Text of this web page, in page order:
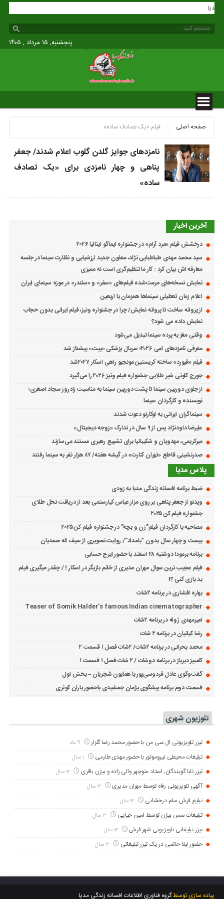
مدیا
پنجشنبه, ۱۵ مرداد , ۱۴۰۵
صفحه اصلی فیلم «یک تصادف ساده»
نامزدهای جوایز گلدن گلوب اعلام شدند/ جعفر
پناهی و چهار نامزدی برای «یک تصادف
ساده»
آخرین اخبار
درخشش فیلم «مرد آرام» در جشنواره ایماگو ایتالیا ۲۰۲۶
سید محمد مهدی طباطبایی نژاد، معاون جدید ارزشیابی و نظارت سینما در جلسه
معارفه اش بیان کرد : کار ما تنظیم‌گری است نه ممیزی
نمایش نسخه‌های مرمت‌شده فیلم‌های «سفر» و «سلندر» در موزه سینمای ایران
اعلام زمان تعطیلی سینماها همزمان با اربعین
از پروانه ساخت تا پروانه نمایش/ چرا در جشنواره ونیز، فیلم ایرانی بدون حجاب
نمایش داده می شود؟
وقتی مغز به پرده سینما تبدیل می‌شود
معرفی نامزدهای امی ۲۰۲۶؛ سریال پزشکی «پیت» پیشتاز شد
فیلم «فیورد» ساخته کریستین مونجیو راهی اسکار ۲۰۲۷شد
جورج کلونی شیر طلایی جشنواره فیلم ونیز ۲۰۲۶ را می‌گیرد
از جلوی دوربین سینما تا پشت دوربین سینما به مناسبت زادروز سجاد اصغری؛
نویسنده و کارگردان سینما
سینماگران ایرانی به لوکارنو دعوت شدند
علیرضا داودنژاد پس از ۹ سال در تدارک «زوجه دیجیتال»
میرکریمی، مهدویان و شکیبانیا برای تشییع رهبری مستند می‌سازند
صدرنشینی قاطع «تهران کنارت» در گیشه هفته/ ۸۷ هزار نفر به سینما رفتند
پلاس مدیا
ضبط برنامه افسانه زندگی مدیا به زودی
ویدئو از جعفر پناهی بر روی مزار عباس کیارستمی بعد از دریافت نخل طلای
جشنواره فیلم کن ۲۰۲۵
مصاحبه با کارگردان فیلم”زن و بچه” در جشنواره فیلم کن ۲۰۲۵
بیست و چهار سال بدون “بامداد”/ روایت تصویری از سیف اله صمدیان
برنامه برمودا دوشنبه ۲۸ اسفند با حضور ایرج حسابی
فیلم عجیب ترین سوال مهران مدیری از خانم بازیگر در اسکار ! / چقدر میگیری فیلم
بد بازی کنی ؟!
بهاره افشاری در برنامه ۲شات
Teaser of Somik Halder’s famous Indian cinematographer
امیرمهدی ژوله در برنامه ۲شات
رضا کیانیان در برنامه ۲ شات
محمد بحرانی در برنامه ۲شات/ ۲شات فصل ۱ قسمت ۲
کامبیز دیرباز در برنامه دوشات / ۲ شات فصل ۱ قسمت ۱
گفت‌وگوی عادل فردوسی‌پور با همایون شجریان – بخش اول
قسمت دوم برنامه پیشگوی پژمان جمشیدی باحضور باران کوثری
تلوزیون شهری
تیزر تلویزیونی ال سی من با حضور محمد رضا گلزار 9 ماه
تبلیغات محیطی نیروموتور با حضور مهدی طارمی
تیزر تابا گویندگان; استاد منوچهر والی زاده و بیژن باقری 3 سال
آگهی تلویزیونی رفاه توسط مهران مدیری 3 سال
تبلیغ فرش سام درخشانی 3 سال
تبلیغات سس بیژن توسط امین حیایی 3 سال
تیزر تبلیغاتی تلویزیونی شهر فرش 3 سال
حضور لیلا حاتمی در یک تیزر تبلیغاتی 3 سال
پیاده سازی توسطگروه فناوری اطلاعات افسانه زندگی مدیا